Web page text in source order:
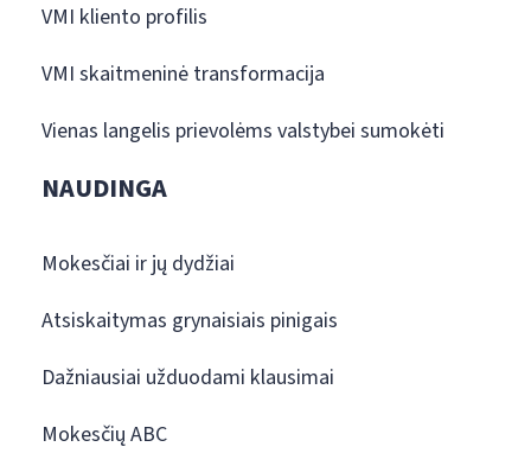
VMI kliento profilis
VMI skaitmeninė transformacija
Vienas langelis prievolėms valstybei sumokėti
NAUDINGA
Mokesčiai ir jų dydžiai
Atsiskaitymas grynaisiais pinigais
Dažniausiai užduodami klausimai
Mokesčių ABC